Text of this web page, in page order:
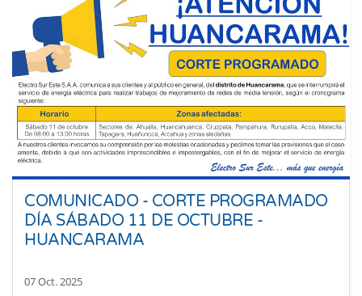
COMUNICADO - CORTE PROGRAMADO
DÍA SÁBADO 11 DE OCTUBRE -
HUANCARAMA
07 Oct. 2025